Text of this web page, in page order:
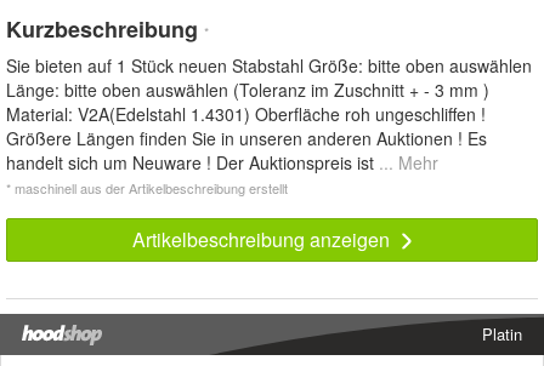
Kurzbeschreibung *
Sie bieten auf 1 Stück neuen Stabstahl Größe: bitte oben auswählen
Länge: bitte oben auswählen (Toleranz im Zuschnitt + - 3 mm )
Material: V2A(Edelstahl 1.4301) Oberfläche roh ungeschliffen !
Größere Längen finden Sie in unseren anderen Auktionen ! Es
handelt sich um Neuware ! Der Auktionspreis ist ... Mehr
* maschinell aus der Artikelbeschreibung erstellt
Artikelbeschreibung anzeigen
Platin